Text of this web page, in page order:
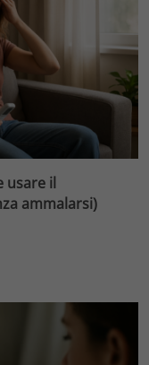
usare il
ammalarsi)